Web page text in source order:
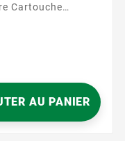
. Conçue
cette
besoins
pour le travail ou
vous...
AU PANIER